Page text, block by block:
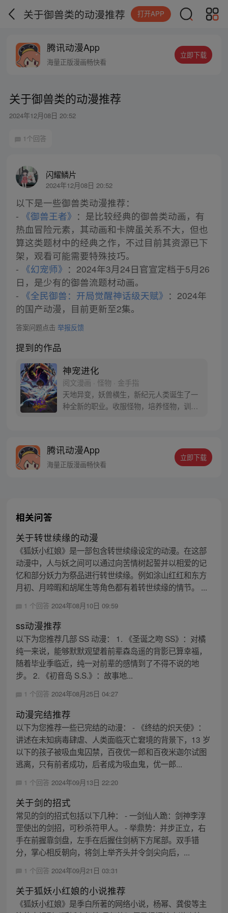
关于御兽类的动漫推荐 打开APP
腾讯动漫App
海量正版漫画畅快看
立即下载
关于御兽类的动漫推荐
2024年12月08日 20:52
1个回答
闪耀鳞片
2024年12月08日 20:52
以下是一些御兽类动漫推荐：
- 《御兽王者》 ：是比较经典的御兽类动画，有
热血冒险元素，其动画和卡牌虽关系不大，但也
算这类题材中的经典之作，不过目前其资源已下
架，观看可能需要特殊技巧。
- 《幻宠师》 ：2024年3月24日官宣定档于5月26
日，是少有的御兽流题材动画。
- 《全民御兽：开局觉醒神话级天赋》 ：2024年
的国产动漫，目前更新至2集。
答案问题点击 举报反馈
提到的作品
神宠进化
阅文漫画 · 怪物 · 金手指
天地异变，妖兽横生，新纪元人类诞生了一
种全新的职业。收服怪物，培养怪物，训练
只翱翔九天的真龙。 每周三、六更新
腾讯动漫App
海量正版漫画畅快看
立即下载
相关问答
关于转世续缘的动漫
《狐妖小红娘》是一部包含转世续缘设定的动漫。在这部
动漫中，人与妖之间可以通过向苦情树起誓并以相爱的记
忆和部分妖力为祭品进行转世续缘。例如涂山红红和东方
月初、月啼暇和胡尾生等角色都有着转世续缘的情节。 ...
1 个回答 2024年08月10日 09:59
ss动漫推荐
以下为您推荐几部 SS 动漫： 1. 《圣诞之吻 SS》：对橘
纯一来说，能够默默观望着前辈森岛遥的背影已算幸福，
随着毕业季临近，纯一对前辈的感情到了不得不说的地
步。 2. 《初音岛 S.S.》：故事地...
1 个回答 2024年08月25日 04:27
动漫完结推荐
以下为您推荐一些已完结的动漫： - 《终结的炽天使》：
讲述在未知病毒肆虐、人类面临灭亡窘境的背景下，13 岁
以下的孩子被吸血鬼囚禁，百夜优一郎和百夜米迦尔试图
逃离，只有前者成功，后者成为吸血鬼，优一郎...
1 个回答 2024年09月13日 22:20
关于剑的招式
常见的剑的招式包括以下几种： - 一剑仙人跪：剑神李淳
罡使出的剑招，可秒杀符甲人。 - 举鼎势：并步正立，右
手在前握靠剑盘，左手在后握住剑柄下方尾部。双手错
分，掌心相反朝向，将剑上举齐头并令剑尖向后，...
1 个回答 2024年09月21日 03:31
关于狐妖小红娘的小说推荐
《狐妖小红娘》是季白所著的网络小说，杨幂、龚俊等主